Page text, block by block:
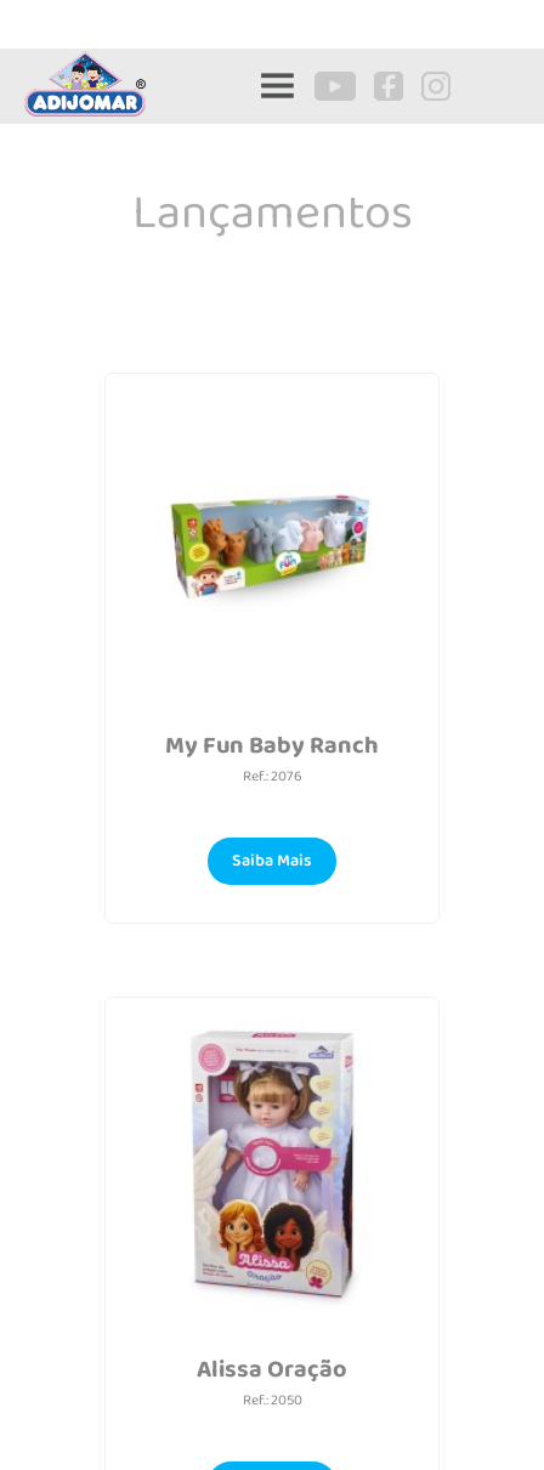
Lançamentos
My Fun Baby Ranch
Ref.: 2076
Saiba Mais
Alissa Oração
Ref.: 2050